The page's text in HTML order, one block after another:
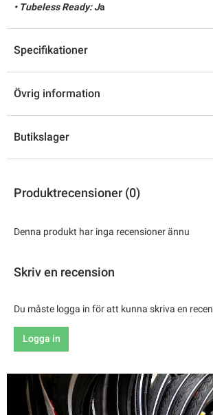
• Tubeless Ready: Ja
Specifikationer
Övrig information
Butikslager
Produktrecensioner (0)
Denna produkt har inga recensioner ännu
Skriv en recension
Du måste logga in för att kunna skriva en
Logga in